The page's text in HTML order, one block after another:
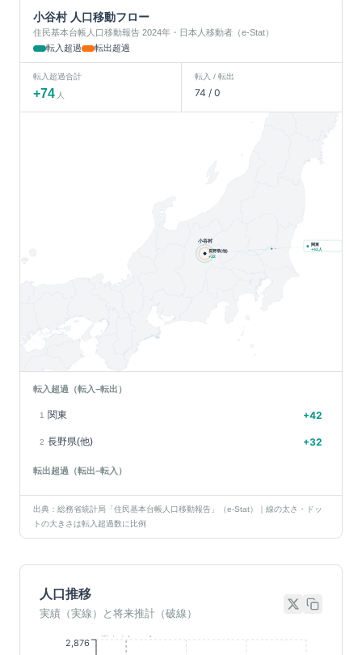
小谷村人口移動フロー
住民基本台帳人口移動報告 2024年・日本人移動者（e-Stat）
転入超過
転出超過
転入超過合計
+74 人
転入 / 転出
74 / 0
長野県(他)
+32
小谷村
関東
+42人
転入超過（転入−転出）
1 関東 +42
2 長野県(他) +32
転出超過（転出−転入）
出典：総務省統計局「住民基本台帳人口移動報告」（e-Stat）｜線の太さ・ドッ
トの大きさは転入超過数に比例
人口推移
実績（実線）と将来推計（破線）
2,876